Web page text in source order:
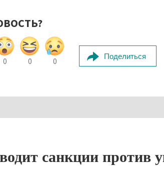
0 0 0
Поделиться
санкции против